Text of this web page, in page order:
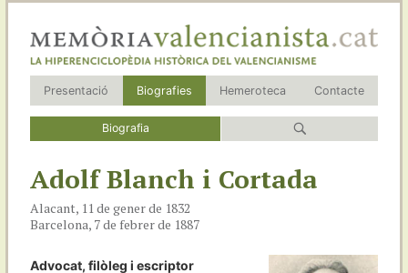
Presentació Biografies Hemeroteca Contacte
Biografia
Adolf Blanch i Cortada
Alacant, 11 de gener de 1832
Barcelona, 7 de febrer de 1887
Advocat, filòleg i escriptor